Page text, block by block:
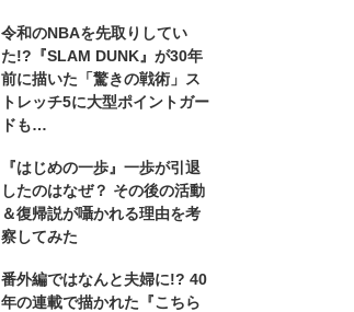
令和のNBAを先取りしてい
た!?『SLAM DUNK』が30年
前に描いた「驚きの戦術」ス
トレッチ5に大型ポイントガー
ドも…
『はじめの一歩』一歩が引退
したのはなぜ？ その後の活動
＆復帰説が囁かれる理由を考
察してみた
番外編ではなんと夫婦に!? 40
年の連載で描かれた『こちら